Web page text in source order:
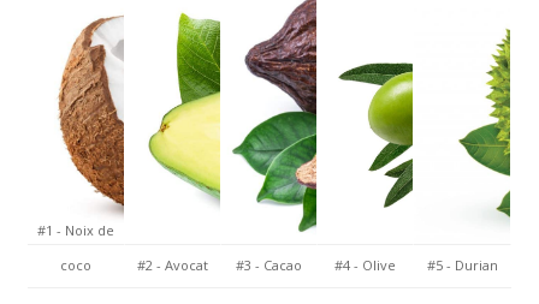
#1 - Noix de
coco
#2 - Avocat #3 - Cacao #4 - Olive #5 - Durian